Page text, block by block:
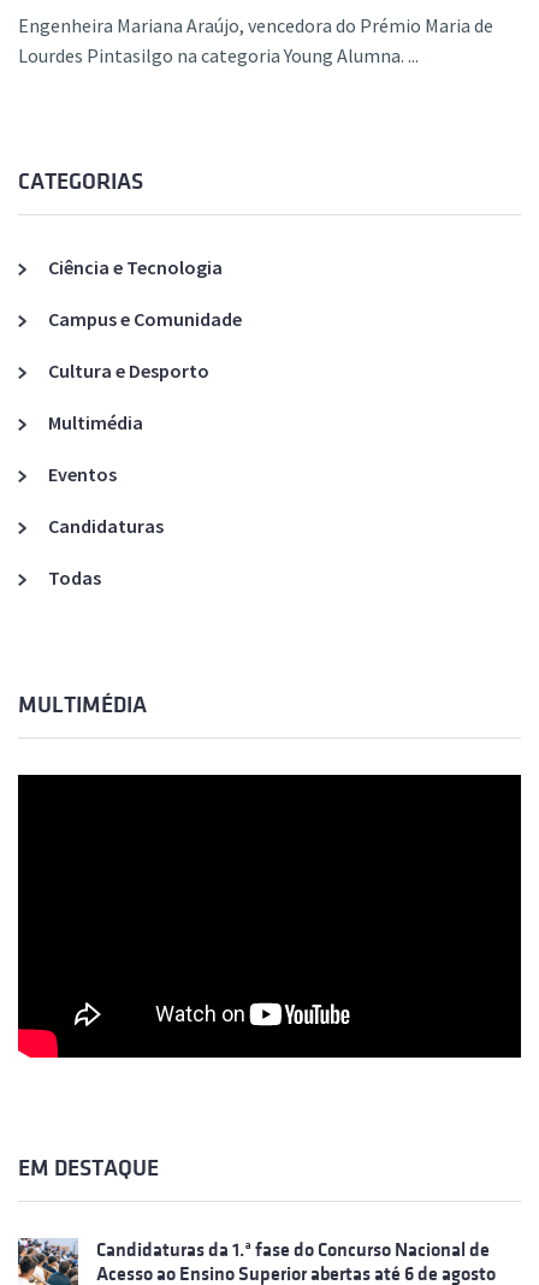
Engenheira Mariana Araújo, vencedora do Prémio Maria de
Lourdes Pintasilgo na categoria Young Alumna. ...
CATEGORIAS
Ciência e Tecnologia
Campus e Comunidade
Cultura e Desporto
Multimédia
Eventos
Candidaturas
Todas
MULTIMÉDIA
EM DESTAQUE
Candidaturas da 1.ª fase do Concurso Nacional de
Acesso ao Ensino Superior abertas até 6 de agosto